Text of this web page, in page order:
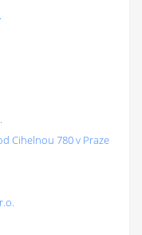
Cihelnou 780 v Praze